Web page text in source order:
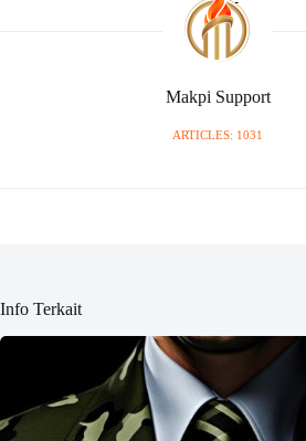
Makpi Support
ARTICLES: 1031
Info Terkait